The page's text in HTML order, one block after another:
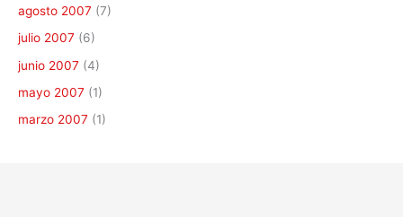
agosto 2007 (7)
julio 2007 (6)
junio 2007 (4)
mayo 2007 (1)
marzo 2007 (1)